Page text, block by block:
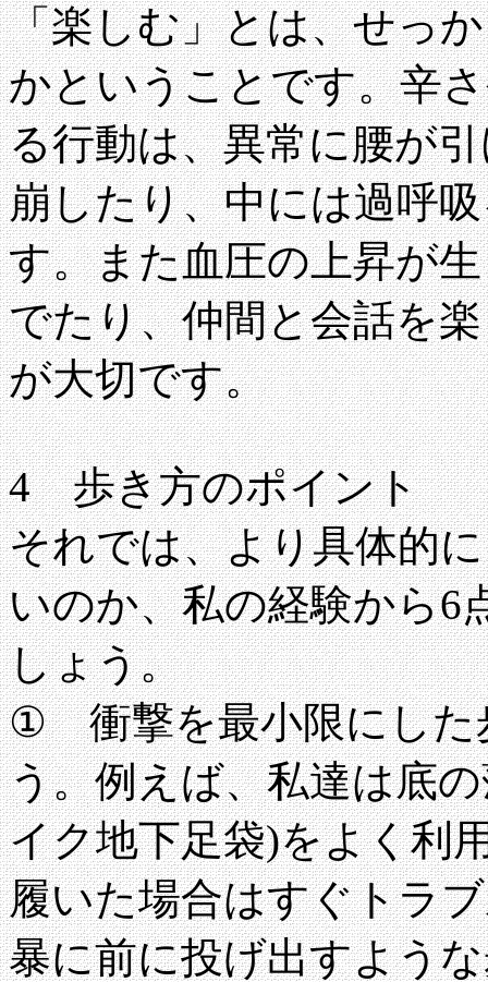
「楽しむ」とは、せっ
かということです。辛
る行動は、異常に腰が
崩したり、中には過呼
す。また血圧の上昇が
でたり、仲間と会話を
が大切です。
4 歩き方のポイント
それでは、より具体的
いのか、私の経験から6
しょう。
① 衝撃を最小限にした
う。例えば、私達は底
イク地下足袋)をよく利
履いた場合はすぐトラ
暴に前に投げ出すよう